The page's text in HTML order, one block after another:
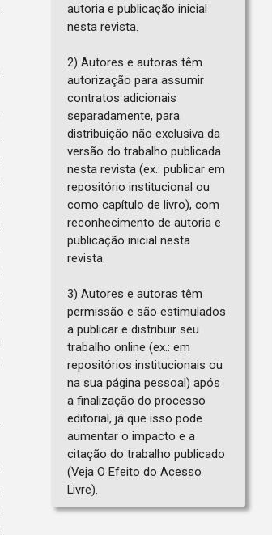
autoria e publicação inicial
nesta revista.
2) Autores e autoras têm
autorização para assumir
contratos adicionais
separadamente, para
distribuição não exclusiva da
versão do trabalho publicada
nesta revista (ex.: publicar em
repositório institucional ou
como capítulo de livro), com
reconhecimento de autoria e
publicação inicial nesta
revista.
3) Autores e autoras têm
permissão e são estimulados
a publicar e distribuir seu
trabalho online (ex.: em
repositórios institucionais ou
na sua página pessoal) após
a finalização do processo
editorial, já que isso pode
aumentar o impacto e a
citação do trabalho publicado
(Veja O Efeito do Acesso
Livre).